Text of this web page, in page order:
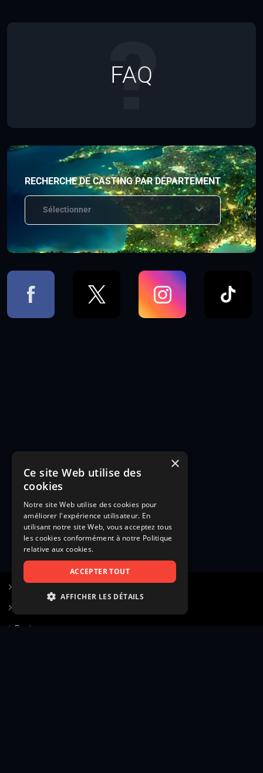
FAQ
RECHERCHE DE CASTING PAR DÉPARTEMENT
Sélectionner
Poster une annonce
×
Ce site Web utilise des
cookies
Notre site Web utilise des cookies pour
améliorer l'expérience utilisateur. En
utilisant notre site Web, vous acceptez tous
les cookies conformément à notre Politique
relative aux cookies.
ACCEPTER TOUT
AFFICHER LES DÉTAILS